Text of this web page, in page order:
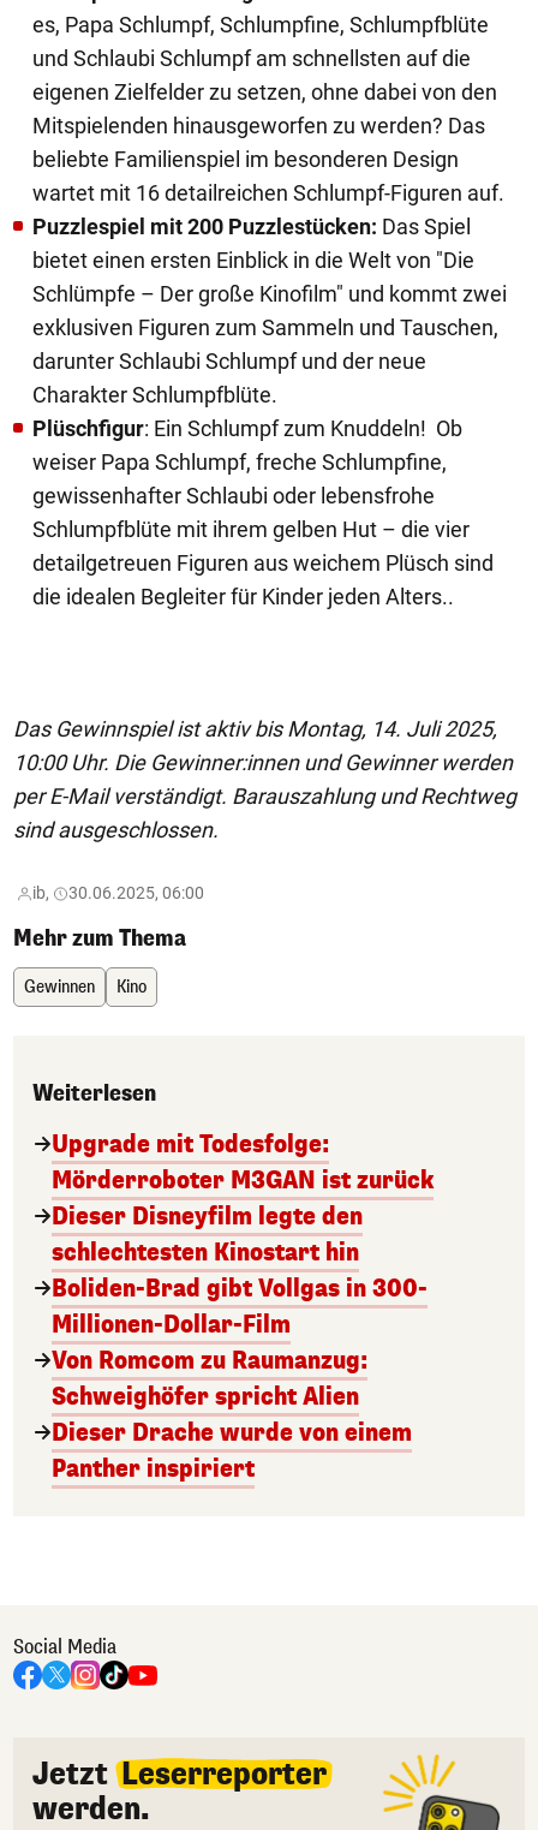
es, Papa Schlumpf, Schlumpfine, Schlumpfblüte
und Schlaubi Schlumpf am schnellsten auf die
eigenen Zielfelder zu setzen, ohne dabei von den
Mitspielenden hinausgeworfen zu werden? Das
beliebte Familienspiel im besonderen Design
wartet mit 16 detailreichen Schlumpf-Figuren auf.
Puzzlespiel mit 200 Puzzlestücken: Das Spiel
bietet einen ersten Einblick in die Welt von "Die
Schlümpfe – Der große Kinofilm" und kommt zwei
exklusiven Figuren zum Sammeln und Tauschen,
darunter Schlaubi Schlumpf und der neue
Charakter Schlumpfblüte.
Plüschfigur: Ein Schlumpf zum Knuddeln! Ob
weiser Papa Schlumpf, freche Schlumpfine,
gewissenhafter Schlaubi oder lebensfrohe
Schlumpfblüte mit ihrem gelben Hut – die vier
detailgetreuen Figuren aus weichem Plüsch sind
die idealen Begleiter für Kinder jeden Alters..
Das Gewinnspiel ist aktiv bis Montag, 14. Juli 2025,
10:00 Uhr. Die Gewinner:innen und Gewinner werden
per E-Mail verständigt. Barauszahlung und Rechtweg
sind ausgeschlossen.
ib, 30.06.2025, 06:00
Mehr zum Thema
Gewinnen Kino
Weiterlesen
Upgrade mit Todesfolge:
Mörderroboter M3GAN ist zurück
Dieser Disneyfilm legte den
schlechtesten Kinostart hin
Boliden-Brad gibt Vollgas in 300-
Millionen-Dollar-Film
Von Romcom zu Raumanzug:
Schweighöfer spricht Alien
Dieser Drache wurde von einem
Panther inspiriert
Social Media
Jetzt Leserreporter
werden.